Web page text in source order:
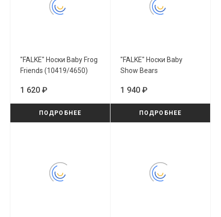
"FALKE" Носки Baby Frog
Friends (10419/4650)
1 620 ₽
ПОДРОБНЕЕ
"FALKE" Носки Baby
Show Bears
1 940 ₽
ПОДРОБНЕЕ